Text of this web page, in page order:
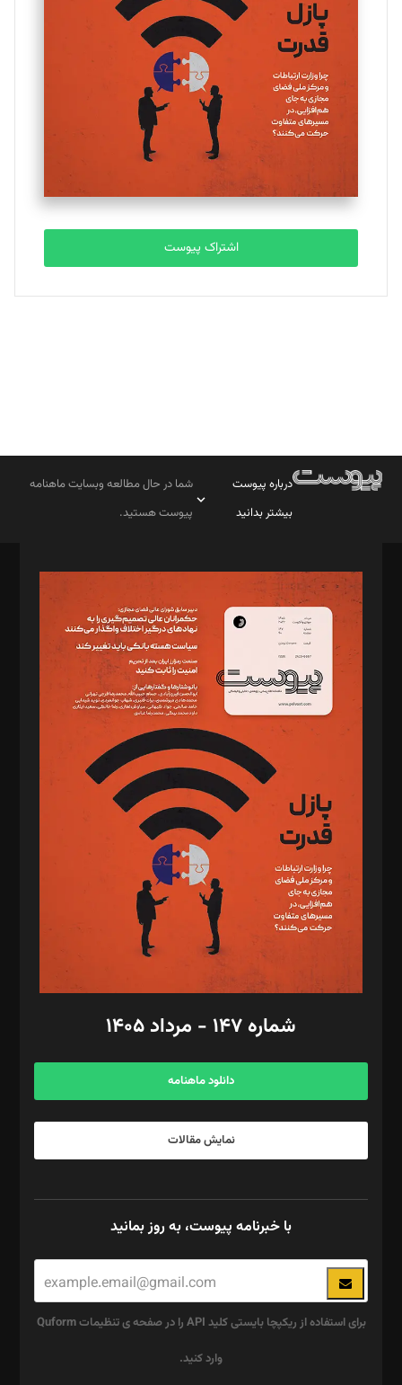
یسنا امان‌پور
تحریریه
ملینا جعفری
تحریریه
مصطفی مسجدی آرانی
تحریریه
بابک نقاش
تحریریه
اشتراک پیوست
درباره پیوست
بیشتر بدانید
شما در حال مطالعه وبسایت ماهنامه
پیوست هستید.
مدیر مسئول: محمدباقر اثنی‌عشری
سردبیر: مهرک محمودی
دبیر تحریریه: میثم قاسمی
د‌بیر ناداستان: سمانه سمیع
د‌بیر خدمت و تجارت: ابوالفضل رجبی
د‌بیر حقوق فناوری: حسام‌الدین ایپکچی
د‌بیر پیوست جهان: مینا پاکدل
د‌بیر تحریریه آنلاین: بابک نقاش
تحریریه‌: مجتبی محمود‌ی، آرش برهمند، یسنا امان‌پور، سروش کرمیان،
مصطفی مسجدی آرانی، ابوالفضل رجبی، زهرا فکرانه، فائزه فتحی
رستمی،مصطفی باستان
ویرایش: نگار استاد‌‌آقا
طراح یونیفرم: مجید توکلی
فیلمبرداری و عکاسی: امیر شفیعی، مانی لطفی زاده
گرافیک و صفحه‌آرایی: سید‌سبحان‌علی ثابت
مد‌یر توسعه تجاری: کامبیز برید‌
امور مالی: شاپور رهبری، محمد‌ کاظمی‌نیا
آگهی و مشترکین: ۰۹۱۹۹۹۹۰۴۵۴
شماره ۱۴۷ - مرداد ۱۴۰۵
دانلود ماهنامه
نمایش مقالات
با خبرنامه پیوست، به روز بمانید
برای استفاده از ریکپچا بایستی کلید API را در صفحه ی تنظیمات Quform
وارد کنید.